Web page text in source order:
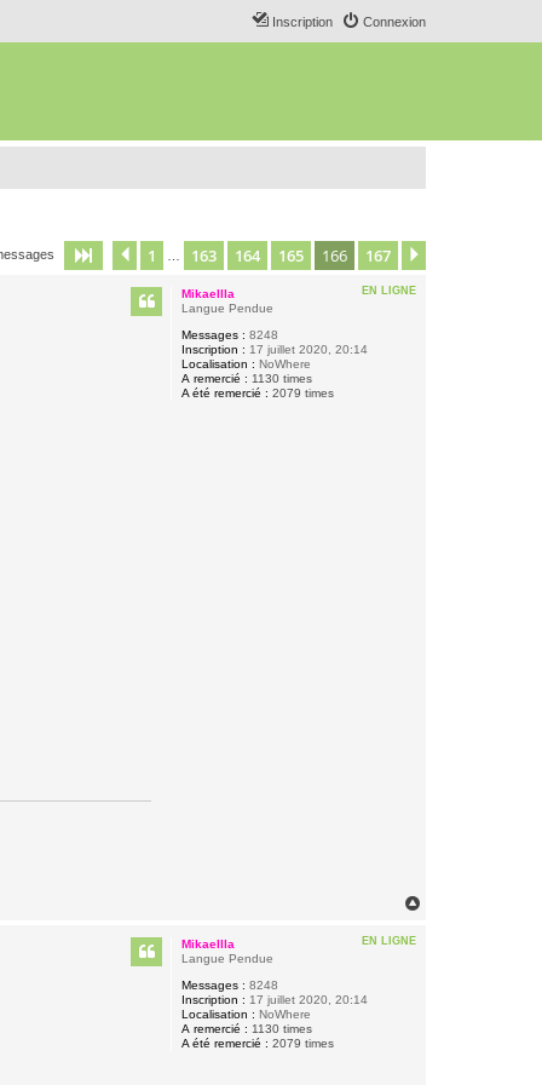
Connexion
Inscription
Page 166 sur167
Précédent
1 163 164 165 166 167
EN LIGNE
Mikaellla
Langue Pendue
Messages : 8248
Inscription : 17 juillet 2020, 20:14
Localisation : NoWhere
A remercié : 1130 times
A été remercié : 2079 times
EN LIGNE
Mikaellla
Langue Pendue
Messages : 8248
Inscription : 17 juillet 2020, 20:14
Localisation : NoWhere
A remercié : 1130 times
A été remercié : 2079 times